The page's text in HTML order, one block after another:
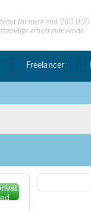
for mere end
erhvervsdrivende.
Freelancer